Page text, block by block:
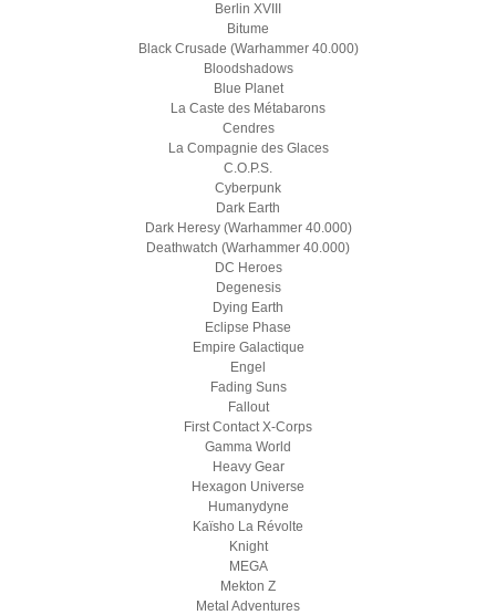
Berlin XVIII
Bitume
Black Crusade (Warhammer 40.000)
Bloodshadows
Blue Planet
La Caste des Métabarons
Cendres
La Compagnie des Glaces
C.O.P.S.
Cyberpunk
Dark Earth
Dark Heresy (Warhammer 40.000)
Deathwatch (Warhammer 40.000)
DC Heroes
Degenesis
Dying Earth
Eclipse Phase
Empire Galactique
Engel
Fading Suns
Fallout
First Contact X-Corps
Gamma World
Heavy Gear
Hexagon Universe
Humanydyne
Kaïsho La Révolte
Knight
MEGA
Mekton Z
Metal Adventures